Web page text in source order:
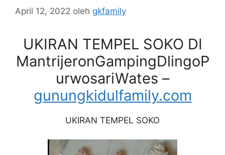
April 12, 2022 oleh gkfamily
UKIRAN TEMPEL SOKO DI
MantrijeronGampingDlingoP
urwosariWates –
gunungkidulfamily.com
UKIRAN TEMPEL SOKO